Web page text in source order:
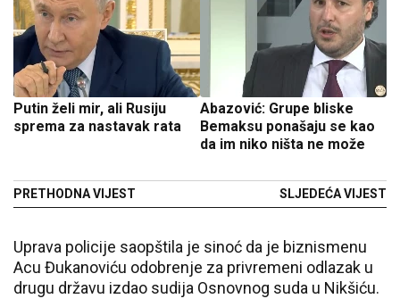
Putin želi mir, ali Rusiju
sprema za nastavak rata
PRETHODNA VIJEST
Abazović: Grupe bliske
Bemaksu ponašaju se kao
da im niko ništa ne može
SLJEDEĆA VIJEST
Uprava policije saopštila je sinoć da je biznismenu
Acu Đukanoviću odobrenje za privremeni odlazak u
drugu državu izdao sudija Osnovnog suda u Nikšiću.